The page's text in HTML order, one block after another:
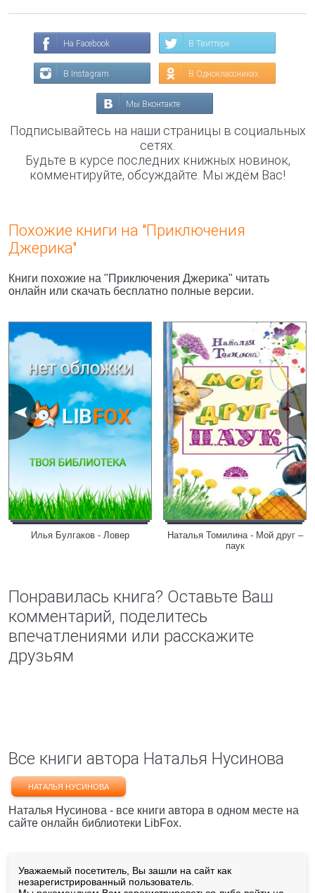
На Facebook В Твиттере
В Instagram В Одноклассниках
Мы Вконтакте
Подписывайтесь на наши страницы в социальных
сетях.
Будьте в курсе последних книжных новинок,
комментируйте, обсуждайте. Мы ждём Вас!
Похожие книги на "Приключения
Джерика"
Книги похожие на "Приключения Джерика" читать
онлайн или скачать бесплатно полные версии.
Илья Булгаков - Ловер
Наталья Томилина - Мой друг –
паук
Понравилась книга? Оставьте Ваш
комментарий, поделитесь
впечатлениями или расскажите
друзьям
Все книги автора Наталья Нусинова
НАТАЛЬЯ НУСИНОВА
Наталья Нусинова - все книги автора в одном месте на
сайте онлайн библиотеки LibFox.
Уважаемый посетитель, Вы зашли на сайт как
незарегистрированный пользователь.